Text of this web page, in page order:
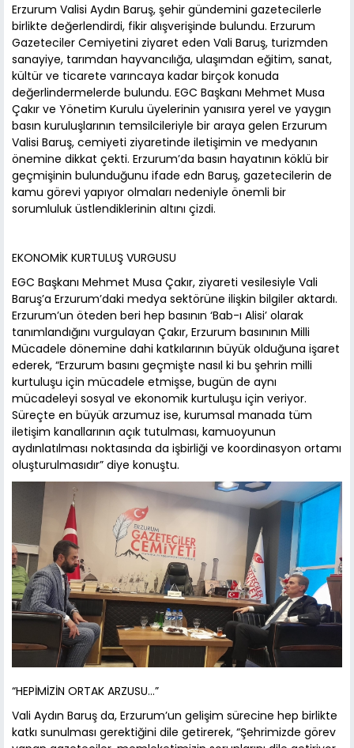
Erzurum Valisi Aydın Baruş, şehir gündemini gazetecilerle
birlikte değerlendirdi, fikir alışverişinde bulundu. Erzurum
Gazeteciler Cemiyetini ziyaret eden Vali Baruş, turizmden
sanayiye, tarımdan hayvancılığa, ulaşımdan eğitim, sanat,
kültür ve ticarete varıncaya kadar birçok konuda
değerlindermelerde bulundu. EGC Başkanı Mehmet Musa
Çakır ve Yönetim Kurulu üyelerinin yanısıra yerel ve yaygın
basın kuruluşlarının temsilcileriyle bir araya gelen Erzurum
Valisi Baruş, cemiyeti ziyaretinde iletişimin ve medyanın
önemine dikkat çekti. Erzurum’da basın hayatının köklü bir
geçmişinin bulunduğunu ifade edn Baruş, gazetecilerin de
kamu görevi yapıyor olmaları nedeniyle önemli bir
sorumluluk üstlendiklerinin altını çizdi.
EKONOMİK KURTULUŞ VURGUSU
EGC Başkanı Mehmet Musa Çakır, ziyareti vesilesiyle Vali
Baruş’a Erzurum’daki medya sektörüne ilişkin bilgiler aktardı.
Erzurum’un öteden beri hep basının ‘Bab-ı Alisi’ olarak
tanımlandığını vurgulayan Çakır, Erzurum basınının Milli
Mücadele dönemine dahi katkılarının büyük olduğuna işaret
ederek, “Erzurum basını geçmişte nasıl ki bu şehrin milli
kurtuluşu için mücadele etmişse, bugün de aynı
mücadeleyi sosyal ve ekonomik kurtuluşu için veriyor.
Süreçte en büyük arzumuz ise, kurumsal manada tüm
iletişim kanallarının açık tutulması, kamuoyunun
aydınlatılması noktasında da işbirliği ve koordinasyon ortamı
oluşturulmasıdır” diye konuştu.
“HEPİMİZİN ORTAK ARZUSU…”
Vali Aydın Baruş da, Erzurum’un gelişim sürecine hep birlikte
katkı sunulması gerektiğini dile getirerek, “Şehrimizde görev